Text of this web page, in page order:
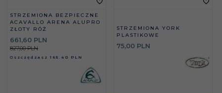
STRZEMIONA BEZPIECZNE
ACAVALLO ARENA ALUPRO
ZŁOTY RÓŻ
661,60 PLN
827,00 PLN
Oszczędzasz 165.40 PLN
STRZEMIONA YORK
PLASTIKOWE
75,00 PLN